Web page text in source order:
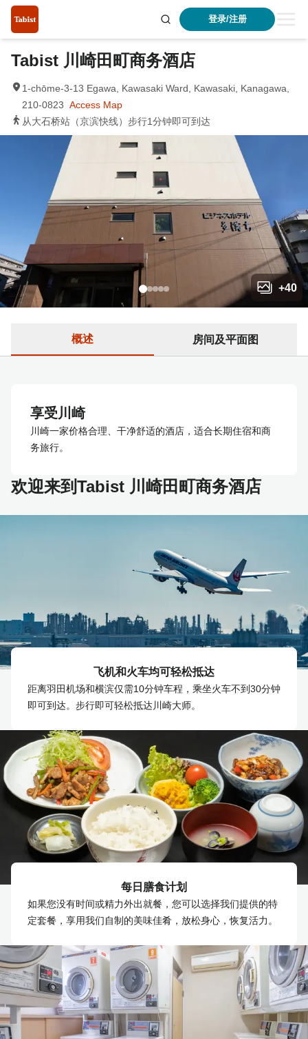
登录/注册
+40
Tabist 川崎田町商务酒店
1-chōme-3-13 Egawa, Kawasaki Ward, Kawasaki, Kanagawa,
210-0823 Access Map
从大石桥站（京滨快线）步行1分钟即可到达
概述 房间及平面图
享受川崎
川崎一家价格合理、干净舒适的酒店，适合长期住宿和商
务旅行。
欢迎来到Tabist 川崎田町商务酒店
飞机和火车均可轻松抵达
距离羽田机场和横滨仅需10分钟车程，乘坐火车不到30分钟
即可到达。步行即可轻松抵达川崎大师。
每日膳食计划
如果您没有时间或精力外出就餐，您可以选择我们提供的特
定套餐，享用我们自制的美味佳肴，放松身心，恢复活力。